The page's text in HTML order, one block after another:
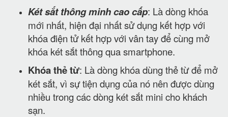
Két sắt thông minh cao cấp: Là dòng khóa
mới nhất, hiện đại nhất sử dụng kết hợp với
khóa điện tử kết hợp với vân tay để cùng mở
khóa két sắt thông qua smartphone.
Khóa thẻ từ: Là dòng khóa dùng thẻ từ để mở
két sắt, vì sự tiện dụng của nó nên được dùng
nhiều trong các dòng két sắt mini cho khách
sạn.